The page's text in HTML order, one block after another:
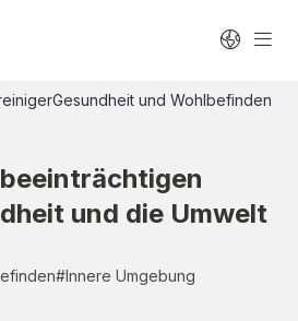
Gesundheit und Wohlbefinden
und die Umwelt
#Innere Umgebung